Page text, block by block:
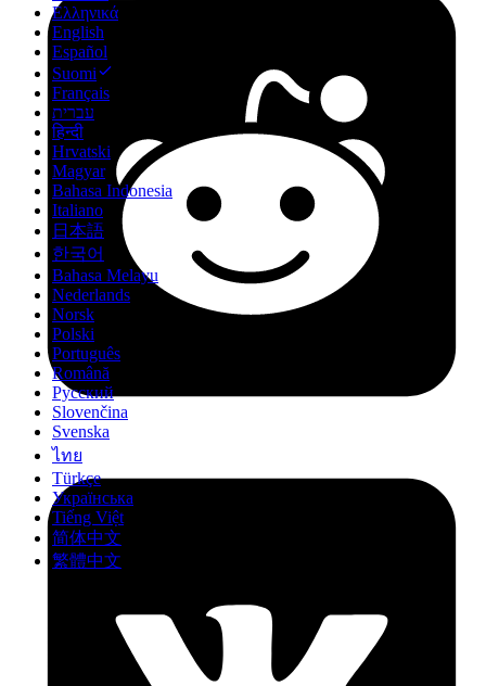
Ελληνικά
English
Español
Suomi
Français
עברית
हिन्दी
Hrvatski
Magyar
Bahasa Indonesia
Italiano
日本語
한국어
Bahasa Melayu
Nederlands
Norsk
Polski
Português
Română
Русский
Slovenčina
Svenska
ไทย
Türkçe
Українська
Tiếng Việt
简体中文
繁體中文